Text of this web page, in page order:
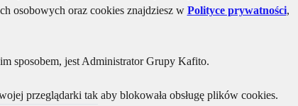
osobowych oraz cookies znajdziesz w Polityce prywatności,
sposobem, jest Administrator Grupy Kafito.
przeglądarki tak aby blokowała obsługę plików cookies.